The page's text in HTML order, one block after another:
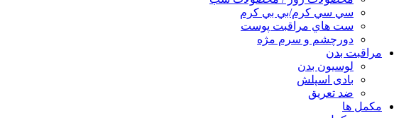
سي سي كرم/بي بي كرم
ست هاي مراقبت پوست
دورچشم و سرم مژه
مراقبت بدن
لوسیون بدن
بادی اسپلش
ضد تعریق
مكمل ها